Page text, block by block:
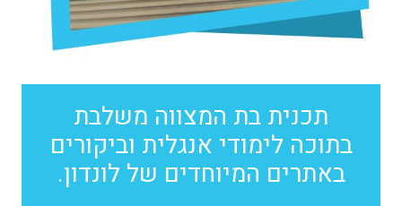
תכנית בת המצווה משלבת
בתוכה לימודי אנגלית וביקורים
באתרים המיוחדים של לונדון.